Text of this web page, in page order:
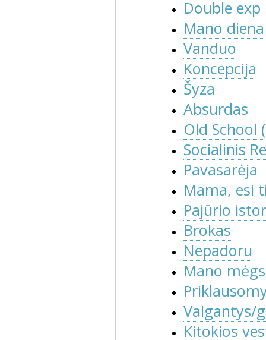
Double exp
Mano diena
Vanduo
Koncepcija
Šyza
Absurdas
Old School
Socialinis
Pavasarėja
Mama, esi
Pajūrio
Brokas
Nepadoru
Mano
Valgantys/
Kitokios